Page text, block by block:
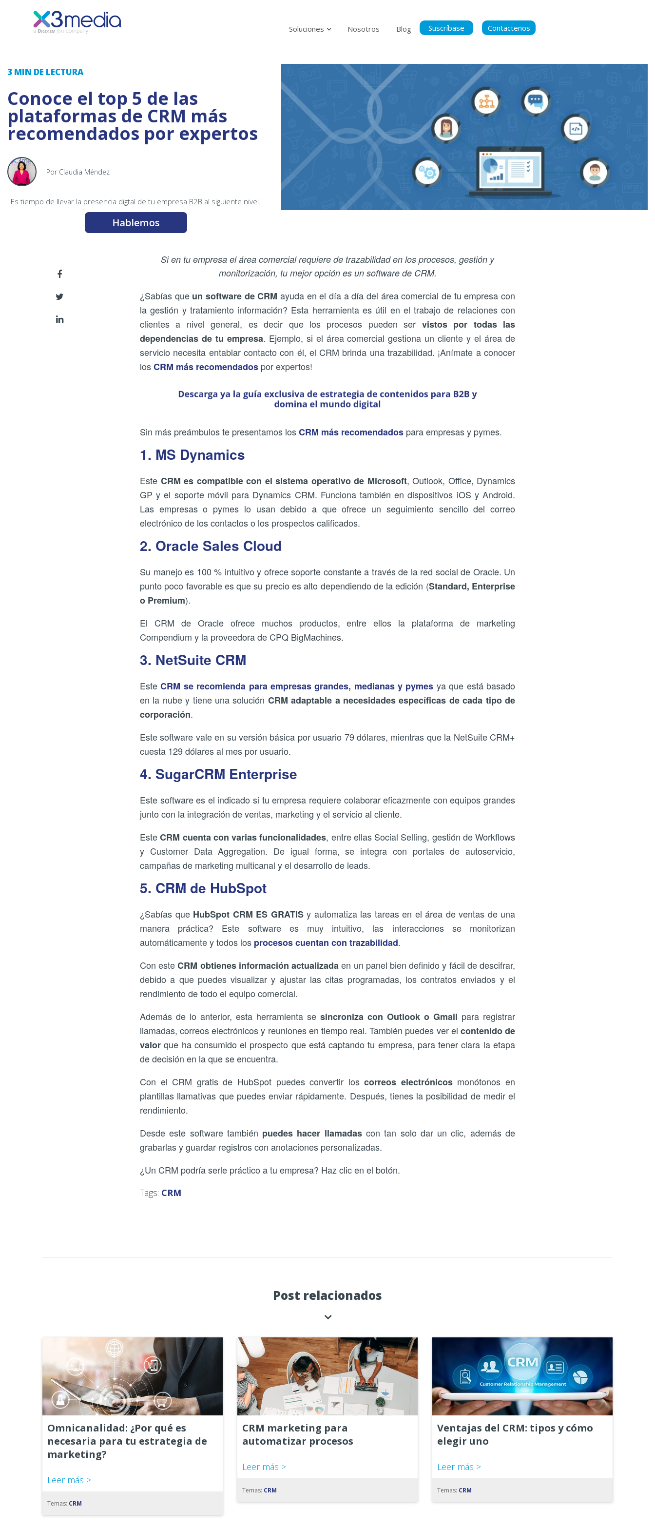
Soluciones Nosotros Blog Suscríbase
al tanto del contenido nuevo
Politica Privacidad
Acepto la Política de Privacidad
Contactenos
3 MIN DE LECTURA
Conoce el top 5 de las
plataformas de CRM más
recomendados por expertos
Por Claudia Méndez
Es tiempo de llevar la presencia digtal de tu empresa B2B al siguiente nivel.
Si en tu empresa el área comercial requiere de trazabilidad en los procesos, gestión y
monitorización, tu mejor opción es un software de CRM.
¿Sabías que un software de CRM ayuda en el día a día del área comercial de tu empresa con
la gestión y tratamiento información? Esta herramienta es útil en el trabajo de relaciones con
clientes a nivel general, es decir que los procesos pueden ser vistos por todas las
dependencias de tu empresa. Ejemplo, si el área comercial gestiona un cliente y el área de
servicio necesita entablar contacto con él, el CRM brinda una trazabilidad. ¡Anímate a conocer
losCRM más recomendados por expertos!
Sin más preámbulos te presentamos losCRM más recomendados para empresas y pymes.
1. MS Dynamics
Este CRM es compatible con el sistema operativo de Microsoft, Outlook, Office, Dynamics
GP y el soporte móvil para Dynamics CRM. Funciona también en dispositivos iOS y Android.
Las empresas o pymes lo usan debido a que ofrece un seguimiento sencillo del correo
electrónico de los contactos o los prospectos calificados.
2. Oracle Sales Cloud
Su manejo es 100 % intuitivo y ofrece soporte constante a través de la red social de Oracle. Un
punto poco favorable es que su precio es alto dependiendo de la edición (Standard, Enterprise
o Premium).
El CRM de Oracle ofrece muchos productos, entre ellos la plataforma de marketing
Compendium y la proveedora de CPQ BigMachines.
3. NetSuite CRM
EsteCRM se recomienda para empresas grandes, medianas y pymes ya que está basado
en la nube y tiene una solución CRM adaptable a necesidades específicas de cada tipo de
corporación.
Este software vale en su versión básica por usuario 79 dólares, mientras que la NetSuite CRM+
cuesta 129 dólares al mes por usuario.
4. SugarCRM Enterprise
Este software es el indicado si tu empresa requiere colaborar eficazmente con equipos grandes
junto con la integración de ventas, marketing y el servicio al cliente.
EsteCRM cuenta con varias funcionalidades, entre ellas Social Selling, gestión de Workflows
y Customer Data Aggregation. De igual forma, se integra con portales de autoservicio,
campañas de marketing multicanal y el desarrollo de leads.
5. CRM de HubSpot
¿Sabías que HubSpot CRM ES GRATISy automatiza las tareas en el área de ventas de una
manera práctica? Este software es muy intuitivo, las interacciones se monitorizan
automáticamente y todos los procesos cuentan con trazabilidad.
Con esteCRM obtienes información actualizadaen un panel bien definido y fácil de descifrar,
debido a que puedes visualizar y ajustar las citas programadas, los contratos enviados y el
rendimiento de todo el equipo comercial.
Además de lo anterior, esta herramienta se sincroniza con Outlook o Gmail para registrar
llamadas, correos electrónicos y reuniones en tiempo real. También puedes ver el contenido de
valor que ha consumido el prospecto que está captando tu empresa, para tener clara la etapa
de decisión en la que se encuentra.
Con el CRM gratis de HubSpot puedes convertir loscorreos electrónicosmonótonos en
plantillas llamativas que puedes enviar rápidamente. Después, tienes la posibilidad de medir el
rendimiento.
Desde este software también puedes hacer llamadascon tan solo dar un clic, además de
grabarlas y guardar registros con anotaciones personalizadas.
¿Un CRM podría serle práctico a tu empresa? Haz clic en el botón.
Tags: CRM
Post relacionados
Omnicanalidad: ¿Por qué es
necesaria para tu estrategia de
marketing?
Leer más >
Temas: CRM
CRM marketing para
automatizar procesos
Leer más >
Temas: CRM
Ventajas del CRM: tipos y cómo
elegir uno
Leer más >
Temas: CRM